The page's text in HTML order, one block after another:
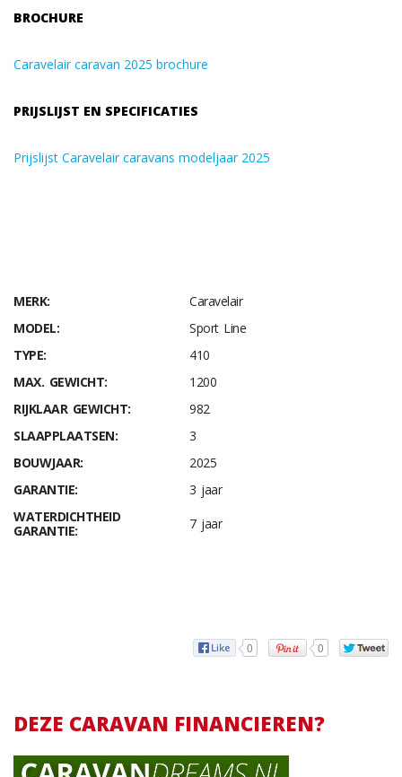
BROCHURE
Caravelair caravan 2025 brochure
PRIJSLIJST EN SPECIFICATIES
Prijslijst Caravelair caravans modeljaar 2025
MERK:
Caravelair
MODEL:
Sport Line
TYPE:
410
MAX. GEWICHT:
1200
RIJKLAAR GEWICHT:
982
SLAAPPLAATSEN:
3
BOUWJAAR:
2025
GARANTIE:
3 jaar
WATERDICHTHEID
GARANTIE:
7 jaar
0 0
DEZE CARAVAN FINANCIEREN?